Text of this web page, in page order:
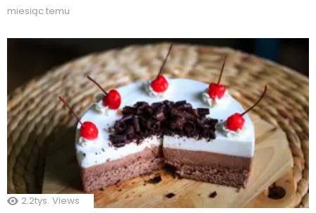
miesiąc temu
2.2tys. Views